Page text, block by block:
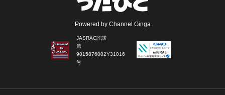
Powered by Channel Ginga
JASRAC許諾
第
9015876002Y31016
号